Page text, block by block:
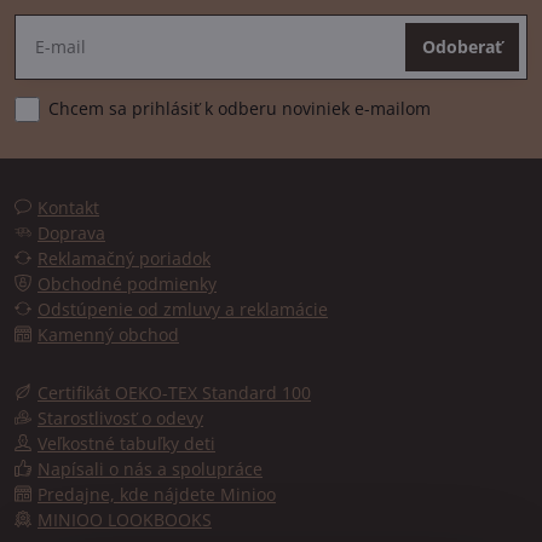
Odoberať
Chcem sa prihlásiť k odberu noviniek e-mailom
Kontakt
Doprava
Reklamačný poriadok
Obchodné podmienky
Odstúpenie od zmluvy a reklamácie
Kamenný obchod
Certifikát OEKO-TEX Standard 100
Starostlivosť o odevy
Veľkostné tabuľky deti
Napísali o nás a spolupráce
Predajne, kde nájdete Minioo
MINIOO LOOKBOOKS